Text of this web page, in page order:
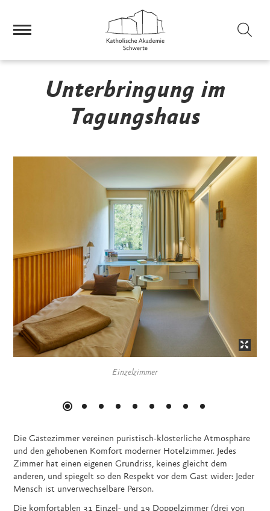
Unterbringung im
Tagungshaus
Einzelzimmer
Die Gästezimmer vereinen puristisch-klösterliche Atmosphäre
und den gehobenen Komfort moderner Hotelzimmer. Jedes
Zimmer hat einen eigenen Grundriss, keines gleicht dem
anderen, und spiegelt so den Respekt vor dem Gast wider: Jeder
Mensch ist unverwechselbare Person.
Die komfortablen 31 Einzel- und 19 Doppelzimmer (drei von